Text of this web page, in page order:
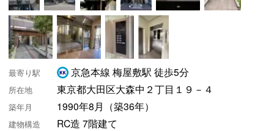
最寄り駅 京急本線 梅屋敷駅 徒歩5分
所在地 東京都大田区大森中２丁目１９－４
築年月 1990年8月（築36年）
建物構造 RC造 7階建て